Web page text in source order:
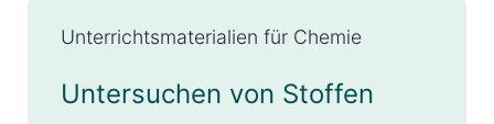
Unterrichtsmaterialien für Chemie
Untersuchen von Stoffen